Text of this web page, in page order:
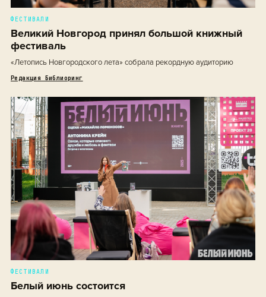
ФЕСТИВАЛИ
Великий Новгород принял большой книжный
фестиваль
«Летопись Новгородского лета» собрала рекордную аудиторию
Редакция Библиоринг
ФЕСТИВАЛИ
Белый июнь состоится